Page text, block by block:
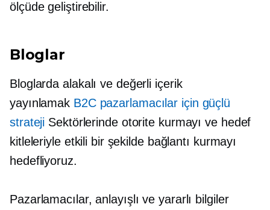
ölçüde geliştirebilir.
Bloglar
Bloglarda alakalı ve değerli içerik
yayınlamak B2C pazarlamacılar için güçlü
strateji Sektörlerinde otorite kurmayı ve hedef
kitleleriyle etkili bir şekilde bağlantı kurmayı
hedefliyoruz.
Pazarlamacılar, anlayışlı ve yararlı bilgiler